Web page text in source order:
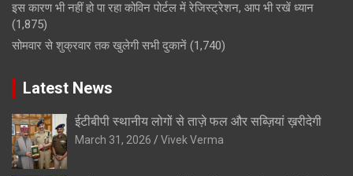
इस कारण भी नहीं हो पा रहा कोविन पोर्टल में रेजिस्ट्रेशन, आप भी रखें ध्यान
(1,875)
सोमवार से शुक्रवार तक खुलेगी सभी दुकानें (1,740)
Latest News
ईटीबीपी स्थानीय लोगों से ताज़े फल और सब्ज़ियां ख़रीदेगी
March 31, 2026 Vivek Verma